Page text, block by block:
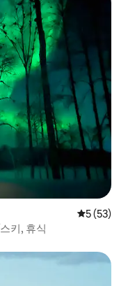
평점 5점
5 (53)
키, 휴식